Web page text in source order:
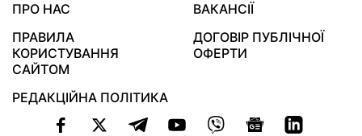
ПРО НАС
ВАКАНСІЇ
ПРАВИЛА
КОРИСТУВАННЯ
САЙТОМ
ДОГОВІР ПУБЛІЧНОЇ
ОФЕРТИ
РЕДАКЦІЙНА ПОЛІТИКА